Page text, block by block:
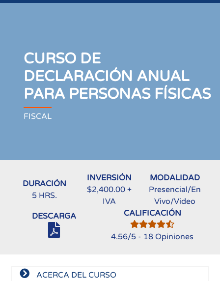
CURSO DE
DECLARACIÓN ANUAL
PARA PERSONAS FÍSICAS
FISCAL
DURACIÓN
5 HRS.
INVERSIÓN
$2,400.00 +
IVA
MODALIDAD
Presencial/En
Vivo/Video
DESCARGA
CALIFICACIÓN
4.56/5 - 18 Opiniones
ACERCA DEL CURSO